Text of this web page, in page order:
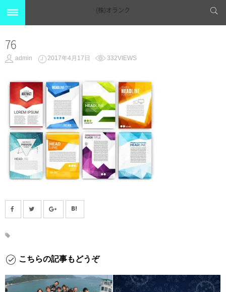
(株)オランク
76
admin 2017年4月17日 332VIEWS
こちらの記事もどうぞ